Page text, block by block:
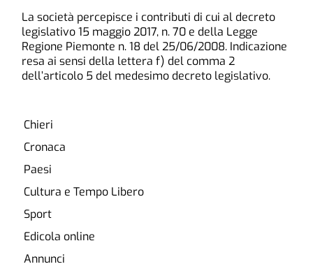
La società percepisce i contributi di cui al decreto
legislativo 15 maggio 2017, n. 70 e della Legge
Regione Piemonte n. 18 del 25/06/2008. Indicazione
resa ai sensi della lettera f) del comma 2
dell’articolo 5 del medesimo decreto legislativo.
Chieri
Cronaca
Paesi
Cultura e Tempo Libero
Sport
Edicola online
Annunci